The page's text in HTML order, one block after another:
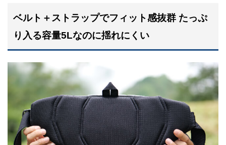
ベルト＋ストラップでフィット感抜群 たっぷ
り入る容量5Lなのに揺れにくい